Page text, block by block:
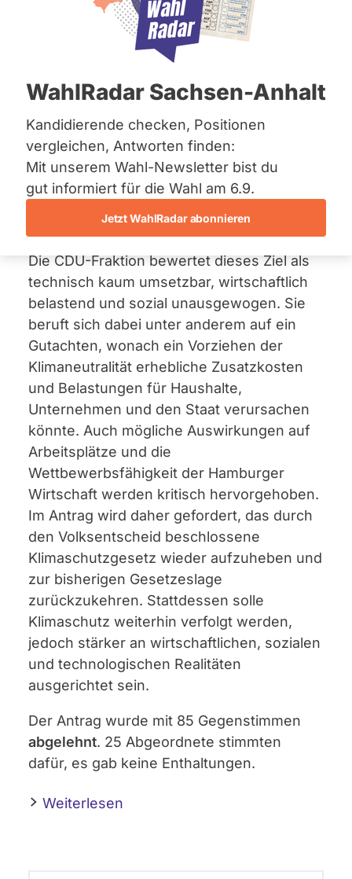
Bremen
Hamburg
Mecklenburg-Vorpommern
Nordrhein-Westfalen
Saarland
Sachsen
Sachsen-Anhalt
Sachsen-Anhalt
Schleswig-Holstein
Thüringen
Archiv
Über uns
Spenden
WahlRadar Sachsen-Anhalt
Kandidierende checken, Positionen
vergleichen, Antworten finden:
Mit unserem Wahl-Newsletter bist du
gut informiert für die Wahl am 6.9.
Jetzt WahlRadar abonnieren
10. Dezember 2025
In der Hamburgischen Bürgerschaft wurde
abgestimmt, der sich gegen den
sogenannten „Zukunftsentscheid“ zum
Klimaschutz richtet. Hintergrund ist ein
Volksentscheid aus dem Jahr 2025, der
eine schnellere Klimaneutralität Hamburgs
bereits bis 2040 (statt wie bisher bis 2045)
Die CDU-Fraktion bewertet dieses Ziel als
technisch kaum umsetzbar, wirtschaftlich
belastend und sozial unausgewogen. Sie
beruft sich dabei unter anderem auf ein
Gutachten, wonach ein Vorziehen der
Klimaneutralität erhebliche Zusatzkosten
und Belastungen für Haushalte,
Unternehmen und den Staat verursachen
könnte. Auch mögliche Auswirkungen auf
Arbeitsplätze und die
Wettbewerbsfähigkeit der Hamburger
Wirtschaft werden kritisch hervorgehoben.
Im Antrag wird daher gefordert, das durch
den Volksentscheid beschlossene
Klimaschutzgesetz wieder aufzuheben und
zur bisherigen Gesetzeslage
zurückzukehren. Stattdessen solle
Klimaschutz weiterhin verfolgt werden,
jedoch stärker an wirtschaftlichen, sozialen
und technologischen Realitäten
ausgerichtet sein.
Der Antrag wurde mit 85 Gegenstimmen
abgelehnt. 25 Abgeordnete stimmten
dafür, es gab keine Enthaltungen.
Weiterlesen